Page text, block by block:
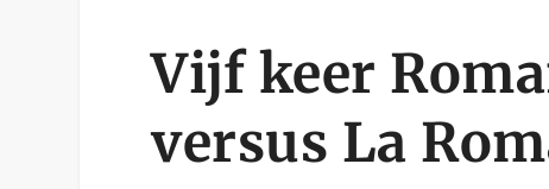
Vijf keer
versus La